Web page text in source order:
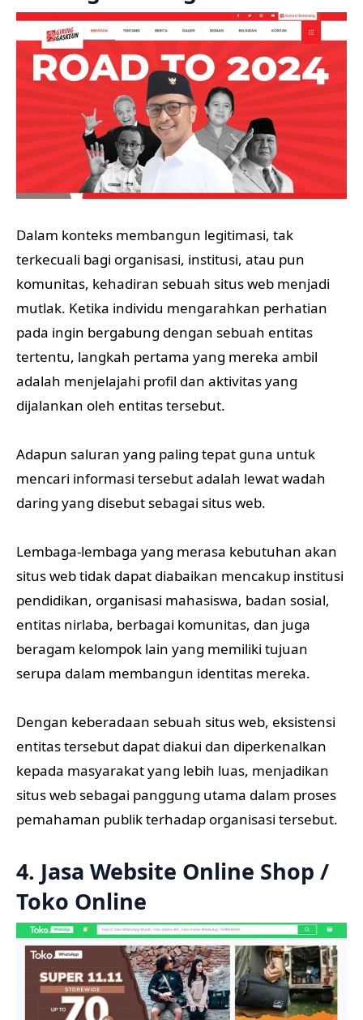
Dalam konteks membangun legitimasi, tak
terkecuali bagi organisasi, institusi, atau pun
komunitas, kehadiran sebuah situs web menjadi
mutlak. Ketika individu mengarahkan perhatian
pada ingin bergabung dengan sebuah entitas
tertentu, langkah pertama yang mereka ambil
adalah menjelajahi profil dan aktivitas yang
dijalankan oleh entitas tersebut.
Adapun saluran yang paling tepat guna untuk
mencari informasi tersebut adalah lewat wadah
daring yang disebut sebagai situs web.
Lembaga-lembaga yang merasa kebutuhan akan
situs web tidak dapat diabaikan mencakup institusi
pendidikan, organisasi mahasiswa, badan sosial,
entitas nirlaba, berbagai komunitas, dan juga
beragam kelompok lain yang memiliki tujuan
serupa dalam membangun identitas mereka.
Dengan keberadaan sebuah situs web, eksistensi
entitas tersebut dapat diakui dan diperkenalkan
kepada masyarakat yang lebih luas, menjadikan
situs web sebagai panggung utama dalam proses
pemahaman publik terhadap organisasi tersebut.
4. Jasa Website Online Shop /
Toko Online